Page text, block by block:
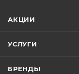
АКЦИИ
УСЛУГИ
БРЕНДЫ